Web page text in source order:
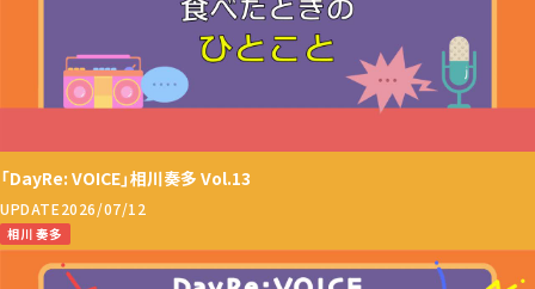
「DayRe: VOICE」相川奏多 Vol.13
UPDATE2026/07/12
相川 奏多